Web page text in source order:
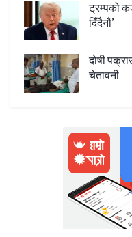
ट्रम्पको
दिँदैनौं’
दोषी
चेतावनी